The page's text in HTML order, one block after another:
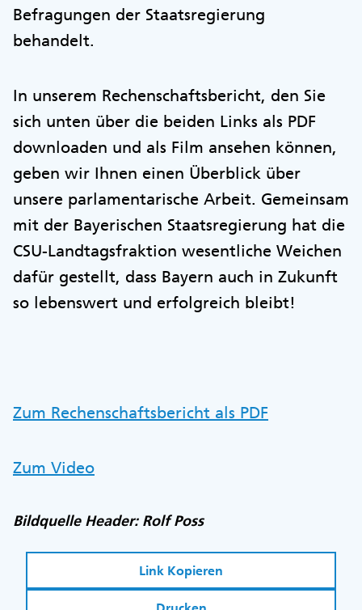
Befragungen der Staatsregierung
behandelt.
In unserem Rechenschaftsbericht, den Sie
sich unten über die beiden Links als PDF
downloaden und als Film ansehen können,
geben wir Ihnen einen Überblick über
unsere parlamentarische Arbeit. Gemeinsam
mit der Bayerischen Staatsregierung hat die
CSU-Landtagsfraktion wesentliche Weichen
dafür gestellt, dass Bayern auch in Zukunft
so lebenswert und erfolgreich bleibt!
Zum Rechenschaftsbericht als PDF
Zum Video
Bildquelle Header: Rolf Poss
Link Kopieren